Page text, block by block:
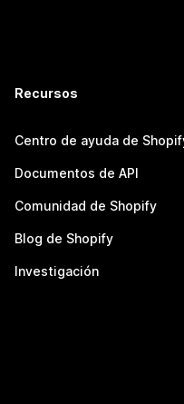
Recursos
Centro de ayuda de
Documentos de API
Comunidad de Shopify
Blog de Shopify
Investigación